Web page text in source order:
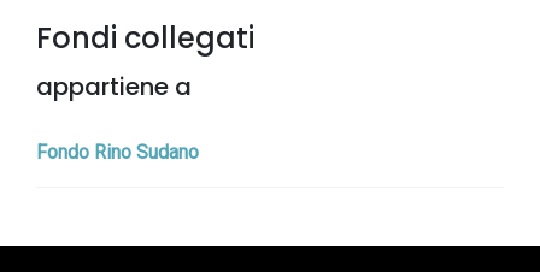
Fondi collegati
appartiene a
Fondo Rino Sudano